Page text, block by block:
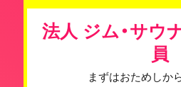
法人 ジム・サウ
員
まずはおためしか